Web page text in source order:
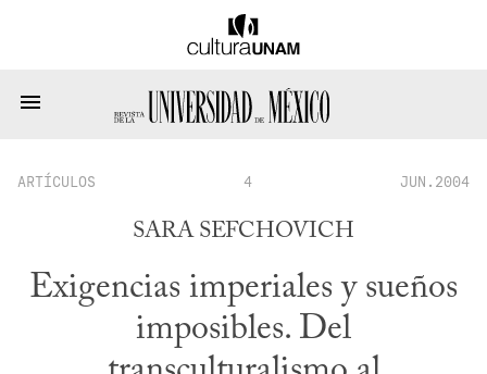
ARTÍCULOS 4 JUN.2004
SARA SEFCHOVICH
Exigencias imperiales y sueños
imposibles. Del